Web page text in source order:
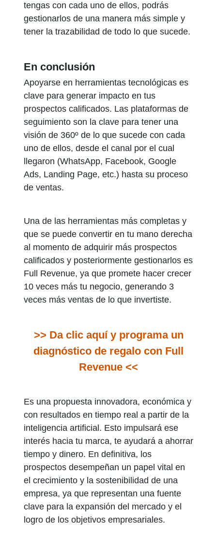
tengas con cada uno de ellos, podrás
gestionarlos de una manera más simple y
tener la trazabilidad de todo lo que sucede.
En conclusión
Apoyarse en herramientas tecnológicas es
clave para generar impacto en tus
prospectos calificados. Las plataformas de
seguimiento son la clave para tener una
visión de 360º de lo que sucede con cada
uno de ellos, desde el canal por el cual
llegaron (WhatsApp, Facebook, Google
Ads, Landing Page, etc.) hasta su proceso
de ventas.
Una de las herramientas más completas y
que se puede convertir en tu mano derecha
al momento de adquirir más prospectos
calificados y posteriormente gestionarlos es
Full Revenue, ya que promete hacer crecer
10 veces más tu negocio, generando 3
veces más ventas de lo que invertiste.
>> Da clic aquí y programa un
diagnóstico de regalo con Full
Revenue <<
Es una propuesta innovadora, económica y
con resultados en tiempo real a partir de la
inteligencia artificial. Esto impulsará ese
interés hacia tu marca, te ayudará a ahorrar
tiempo y dinero. En definitiva, los
prospectos desempeñan un papel vital en
el crecimiento y la sostenibilidad de una
empresa, ya que representan una fuente
clave para la expansión del mercado y el
logro de los objetivos empresariales.